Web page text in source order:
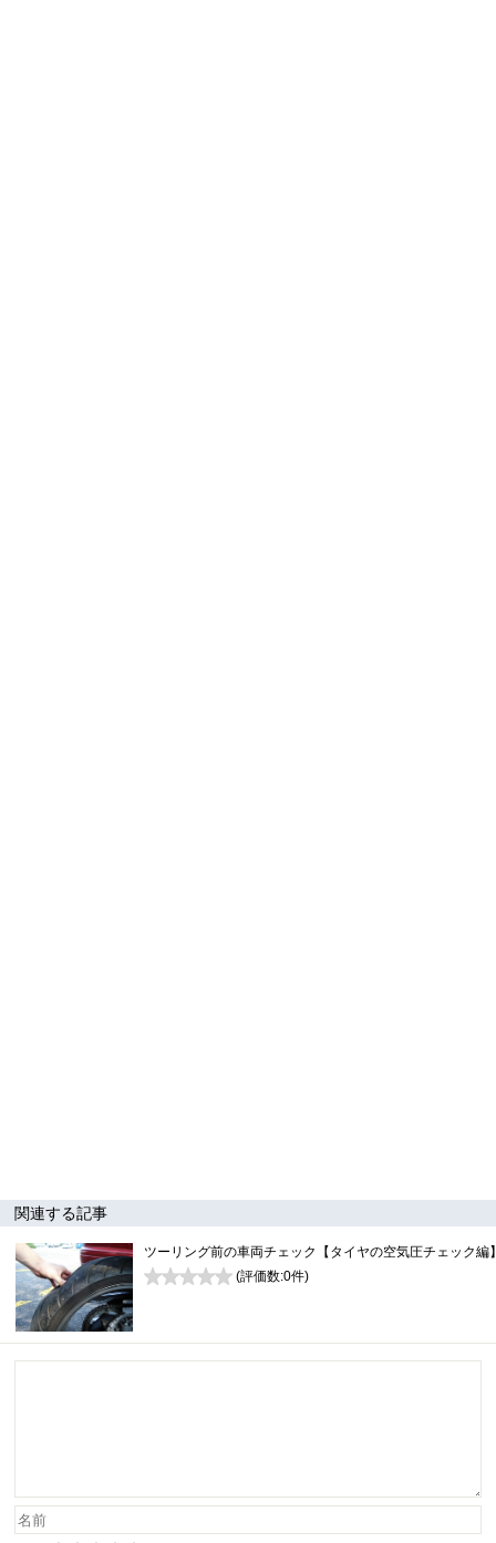
関連する記事
ツーリング前の車両チェック【タイヤの空気圧チェック編
(評価数:0件)